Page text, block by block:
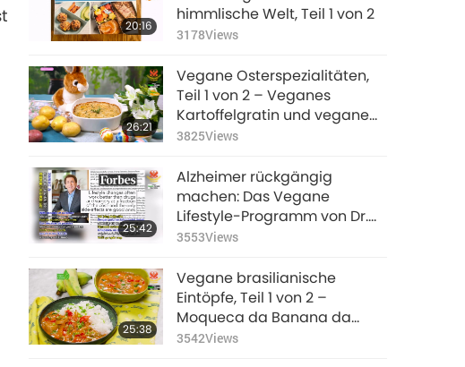
(gerollte Pfannkuchen)
20:16
himmlische Welt, Teil 1 von 2
3178Views
26:21
Vegane Osterspezialitäten,
Teil 1 von 2 – Veganes
Kartoffelgratin und vegane
Austernpilz-Steaks
3825Views
25:42
Alzheimer rückgängig
machen: Das Vegane
Lifestyle-Programm von Dr.
Dean Ornish (Teil 1 von 2)
3553Views
25:38
Vegane brasilianische
Eintöpfe, Teil 1 von 2 –
Moqueca da Banana da
Terra (Kochbananen-
3542Views